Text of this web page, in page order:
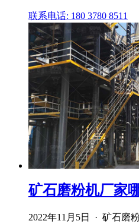
联系电话: 180 3780 8511
矿石磨粉机厂家
2022年11月5日 · 矿石磨